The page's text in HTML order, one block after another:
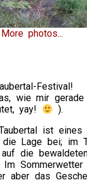
More photos...
Festival!
wie mir gerade
yay!
).
ist eines
die Lage bei; im
die
Im Sommerwetter
aber das